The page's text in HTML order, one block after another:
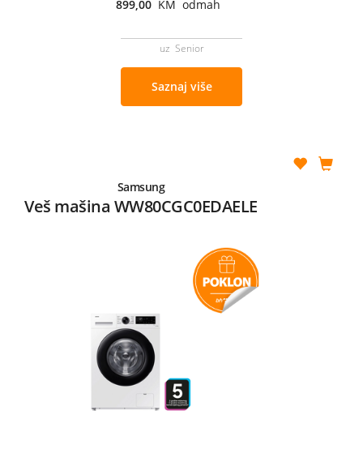
899,00 KM odmah
uz Senior
Saznaj više
Samsung
Veš mašina WW80CGC0EDAELE